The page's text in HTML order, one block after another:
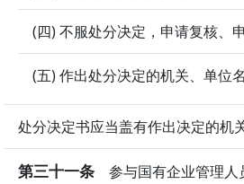
(四) 不服处分决定，申请复核、
(五) 作出处分决定的机关、单位
处分决定书应当盖有作出决定的机
第三十一条 参与国有企业管理人